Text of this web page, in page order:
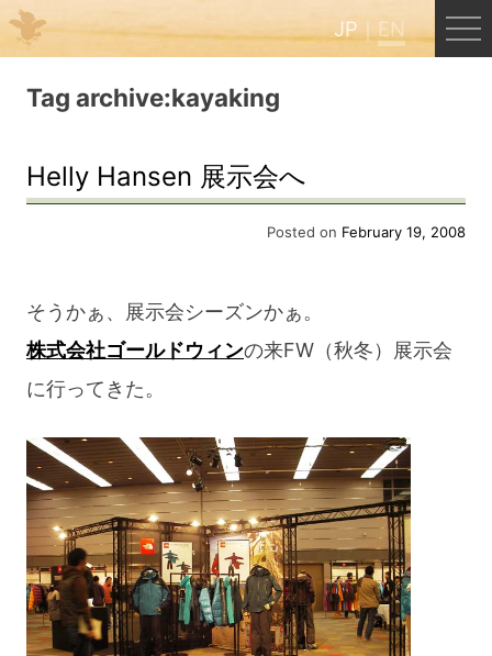
JP EN
Menu
JP EN
B&B Cafe Hongu
Kumano Experience
blog
Tag archive:kayaking
Helly Hansen 展示会へ
Posted on February 19, 2008
そうかぁ、展示会シーズンかぁ。
株式会社ゴールドウィンの来FW（秋冬）展示会
に行ってきた。